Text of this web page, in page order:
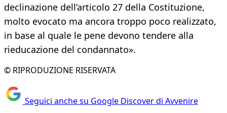
declinazione dell’articolo 27 della Costituzione,
molto evocato ma ancora troppo poco realizzato,
in base al quale le pene devono tendere alla
rieducazione del condannato».
© RIPRODUZIONE RISERVATA
Seguici anche su Google Discover di Avvenire